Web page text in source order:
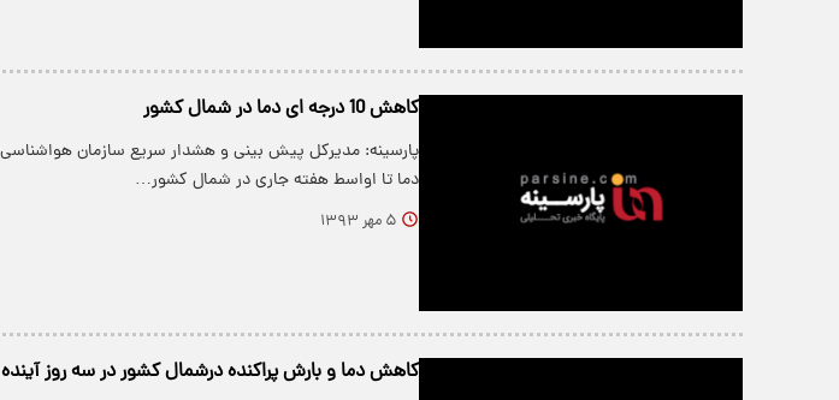
کاهش 10 درجه ای دما در شمال کشور
دما تا اواسط هفته جاری در شمال کشور…
۵ مهر ۱۳۹۳
کاهش دما و بارش پراکنده درشمال کشور در سه روز آینده